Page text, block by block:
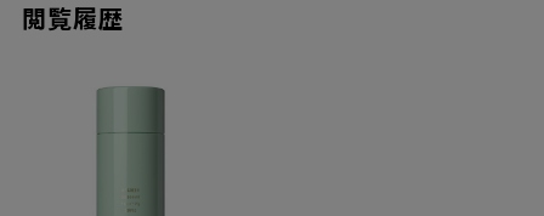
閲覧履歴